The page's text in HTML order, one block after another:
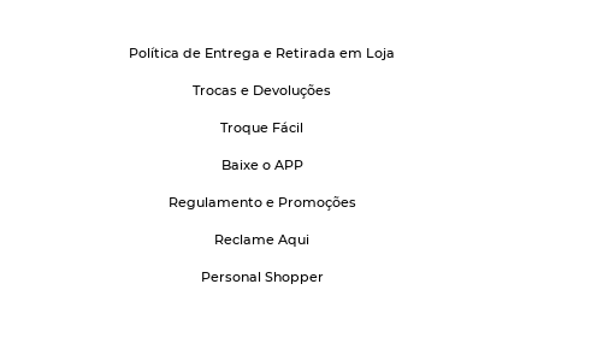
Política de Entrega e Retirada em Loja
Trocas e Devoluções
Troque Fácil
Baixe o APP
Regulamento e Promoções
Reclame Aqui
Personal Shopper